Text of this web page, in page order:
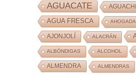
AGUACATE
AGUA FRESCA
AJONJOLÍ ALACRÁN
ALBÓNDIGAS ALCOHOL
ALMENDRA ALMENDRAS